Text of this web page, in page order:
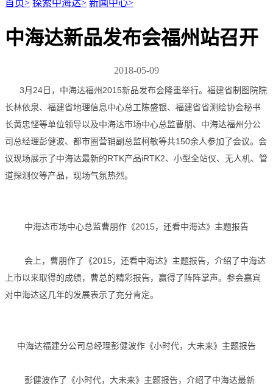
首页> 探索中海达> 新闻中心>
中海达新品发布会福州站召开
2018-05-09
3月24日，中海达福州2015新品发布会隆重举行。福建省制图院院
长林依泉、福建省地理信息中心总工陈盛银、福建省省测绘协会秘书
长黄忠悭等单位领导以及中海达市场中心总监曹朋、中海达福州分公
司总经理彭健波、都市圈营销副总监柯敏等共150余人参加了会议。会
议现场展示了中海达最新的RTK产品iRTK2、小型全站仪、无人机、管
道探测仪等产品，现场气氛热烈。
中海达市场中心总监曹朋作《2015，还看中海达》主题报告
会上，曹朋作了《2015，还看中海达》主题报告，介绍了中海达
上市以来取得的成绩，曹总的精彩报告，赢得了阵阵掌声。参会嘉宾
对中海达这几年的发展表示了充分肯定。
中海达福建分公司总经理彭健波作《小时代，大未来》主题报告
彭健波作了《小时代，大未来》主题报告，介绍了中海达最新